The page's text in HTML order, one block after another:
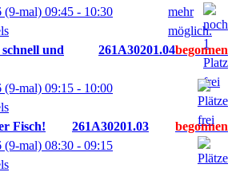
(9-mal) 09:45 - 10:30
und
261A30201.04
(9-mal) 09:15 - 10:00
Fisch!
261A30201.03
(9-mal) 08:30 - 09:15